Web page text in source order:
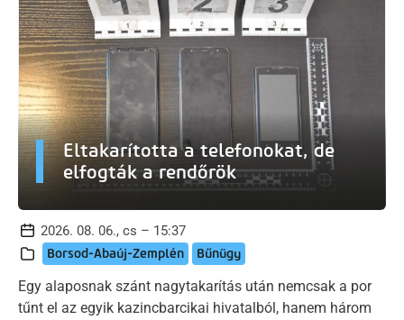
Eltakarította a telefonokat, de
elfogták a rendőrök
2026. 08. 06., cs – 15:37
Borsod-Abaúj-Zemplén Bűnügy
Egy alaposnak szánt nagytakarítás után nemcsak a por
tűnt el az egyik kazincbarcikai hivatalból, hanem három